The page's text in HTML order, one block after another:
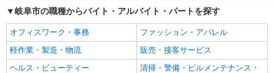
交通費支給
社会保険あり
社員登用あり
岐阜市の職種からバイト・アルバイト・パートを探す
オフィスワーク・事務
ファッション・アパレル
軽作業・製造・物流
販売・接客サービス
ヘルス・ビューティー
清掃・警備・ビルメンテナンス・